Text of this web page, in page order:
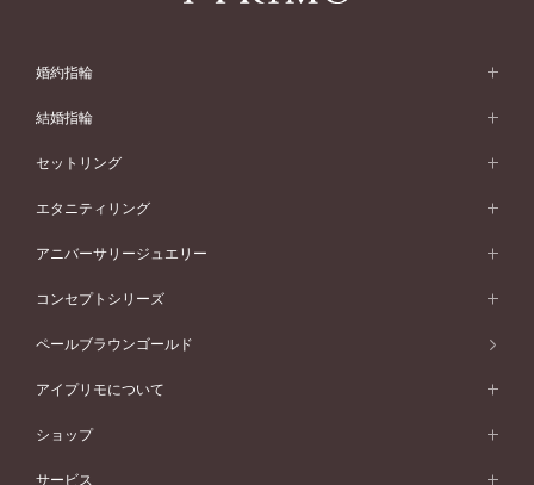
婚約指輪
婚約指輪 (エンゲージリング)
婚約指輪一覧
ピンクゴールド
ペールブラウンゴールド
ウェーブライン
V字ライン
ワンサイドメレ
ダブルサイドメレ
シンプル
フェミニン
モード
50万円台～
40万円台～
30万円台～
婚約指輪 人気ランキング
結婚指輪
結婚指輪 (マリッジリング)
結婚指輪一覧
ピンクゴールド
ペールブラウンゴールド
ウェーブライン
V字ライン
ワンメレ
セベラルメレ
シンプル
フェミニン
モード
50万円～
40万円～50万円
セットリング
セットリング
セットリング一覧
ピンクゴールド
ペールブラウンゴールド
エタニティリング
エタニティリング
エタニティリング一覧
ピンクゴールド
ペールブラウンゴールド
アニバーサリージュエリー
アニバーサリージュエリー
アニバーサリージュエリー一覧
ファッションリング
ブレスレット
コンセプトシリーズ
コンセプトシリーズ
オリジンビリーフ
ペールブラウンゴールド
アイプリモについて
アイプリモについて
パーソナルハンド診断
ショップ
店舗一覧
サービス